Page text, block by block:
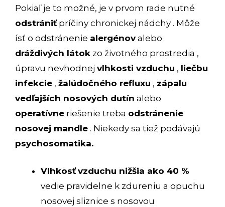
Pokiaľ je to možné, je v prvom rade nutné
odstrániťpríčiny chronickej nádchy . Môže
ísť o odstránenie alergénovalebo
dráždivých látok zo životného prostredia ,
úpravu nevhodnej vlhkosti vzduchu , liečbu
infekcie , žalúdočného refluxu , zápalu
vedľajších nosových dutín alebo
operatívne riešenie treba odstránenie
nosovej mandle . Niekedy sa tiež podávajú
psychosomatika.
Vlhkosť vzduchu nižšia ako 40 %
vedie pravidelne k zdureniu a opuchu
nosovej sliznice s nosovou